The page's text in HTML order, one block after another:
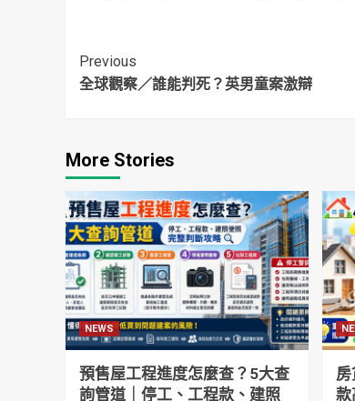
Continue
Reading
Previous
全球觀察／誰能判死？英男童案激辯
More Stories
NEWS
預售屋工程進度怎麼查？5大查
詢管道｜停工、工程款、建照
款